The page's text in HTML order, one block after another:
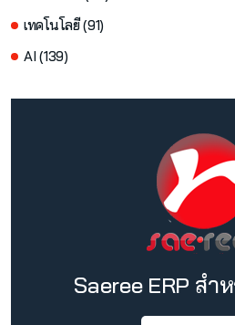
เทคโนโลยี (91)
AI (139)
Saeree ERP สำ